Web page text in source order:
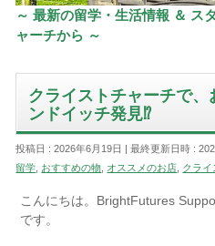
～ 最新の留学・生活情報 ＆ ス
ャーチから ～
クライストチャーチで
ンドイッチ発見⁉︎
投稿日 : 2026年6月19日 最終更新日時 :
留学 おすすめの物 オススメのお店 クライ
こんにちは。BrightFutures
です。